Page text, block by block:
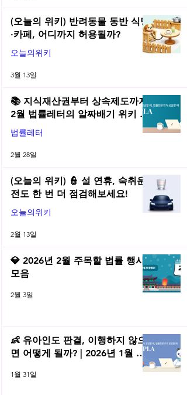
(오늘의 위키) 반려동물 동반 식당
·카페, 어디까지 허용될까?
오늘의위키
3월 13일
📚 지식재산권부터 상속제도까지,
2월 법률레터의 알짜배기 위키 모
음! | 2026년 2월 네플라 법률레터
법률레터
2월 28일
(오늘의 위키) 👮 설 연휴, 숙취운
전도 한 번 더 점검해보세요!
오늘의위키
2월 13일
💎 2026년 2월 주목할 법률 행사
모음
2월 3일
👶 유아인도 판결, 이행하지 않으
면 어떻게 될까? | 2026년 1월 네
1월 31일